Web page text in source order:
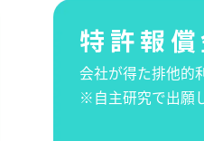
特許報償
会社が得た排他
※自主研究で出願